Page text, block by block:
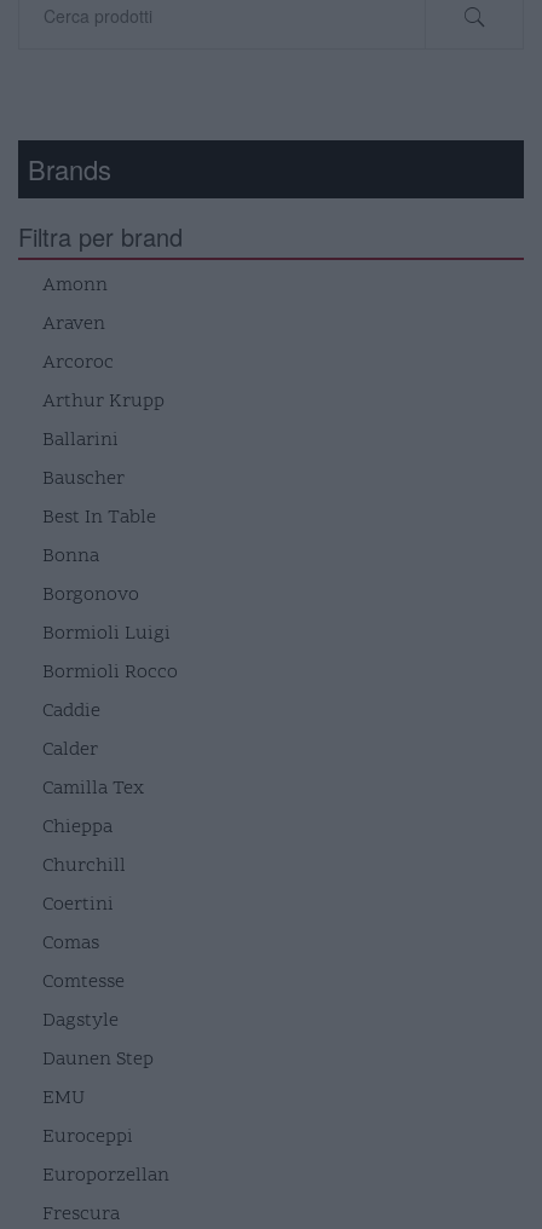
Brands
Filtra per brand
Amonn
Araven
Arcoroc
Arthur Krupp
Ballarini
Bauscher
Best In Table
Bonna
Borgonovo
Bormioli Luigi
Bormioli Rocco
Caddie
Calder
Camilla Tex
Chieppa
Churchill
Coertini
Comas
Comtesse
Dagstyle
Daunen Step
EMU
Euroceppi
Europorzellan
Frescura